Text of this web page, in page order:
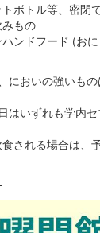
ボトル等、密閉
もの
ド (おにぎ
においの強いも
はいずれも学内
される場合は、